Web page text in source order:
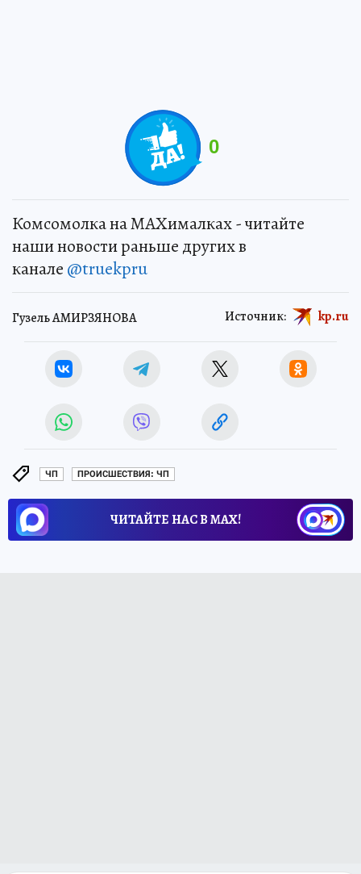
0
Комсомолка на MAXималках - читайте
наши новости раньше других в
канале @truekpru
Гузель АМИРЗЯНОВА Источник: kp.ru
ЧП ПРОИСШЕСТВИЯ: ЧП
ЧИТАЙТЕ НАС В МАХ!